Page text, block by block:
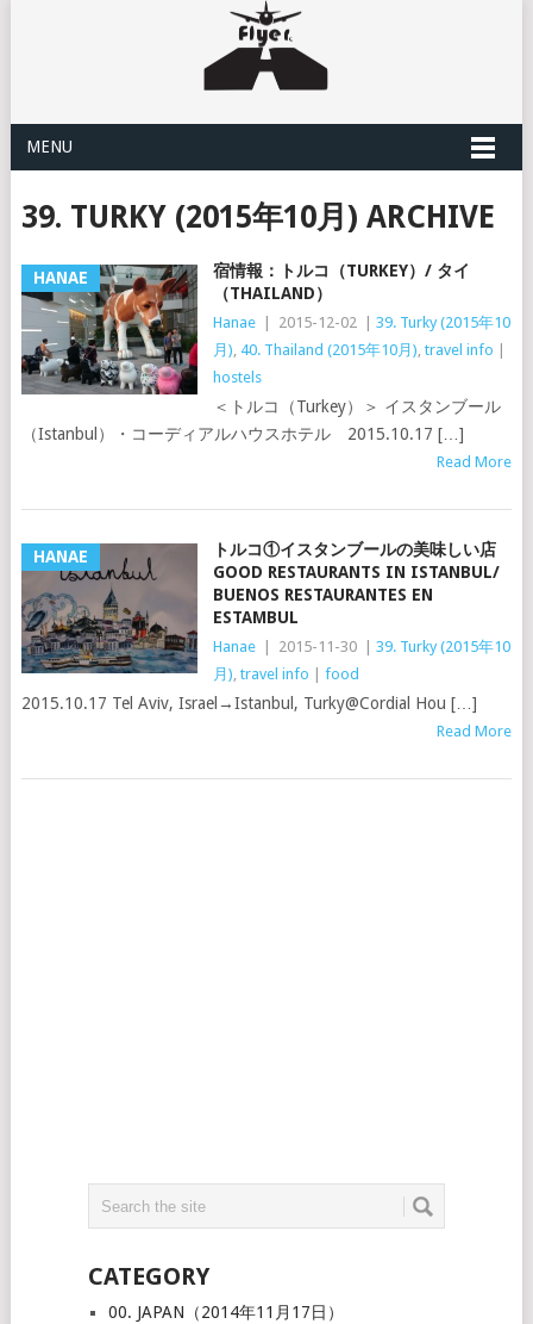
MENU
39. TURKY (2015年10月) ARCHIVE
HANAE
宿情報：トルコ（TURKEY）/ タイ
（THAILAND）
Hanae 2015-12-02
39. Turky (2015年10
月), 40. Thailand (2015年10月), travel info
hostels
＜トルコ（Turkey）＞ イスタンブール
（Istanbul）・コーディアルハウスホテル 2015.10.17 […]
Read More
HANAE
トルコ①イスタンブールの美味しい店
GOOD RESTAURANTS IN ISTANBUL/
BUENOS RESTAURANTES EN
ESTAMBUL
Hanae 2015-11-30
39. Turky (2015年10
月), travel info food
2015.10.17 Tel Aviv, Israel→Istanbul, Turky@Cordial Hou […]
Read More
CATEGORY
00. JAPAN（2014年11月17日）